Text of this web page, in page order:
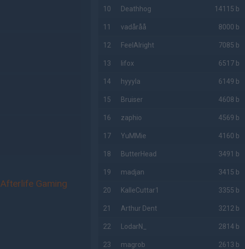
Afterlife Gaming
10 Deathhog 14115 b
11 vadåråå 8000 b
12 FeelAlright 7085 b
13 lifox 6517 b
14 hyyyla 6149 b
15 Bruiser 4608 b
16 zaphio 4569 b
17 YuMMie 4160 b
18 ButterHead 3491 b
19 madjan 3415 b
20 KalleCuttar1 3355 b
21 Arthur Dent 3212 b
22 LodarN_ 2814 b
23 magrob 2613 b